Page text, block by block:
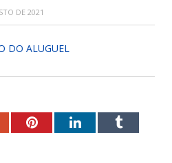
DE 2021
DO ALUGUEL
PinterestLinkedInTumblr